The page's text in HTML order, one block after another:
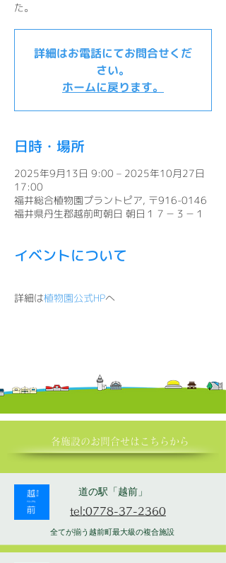
た。
詳細はお電話にてお問合せくだ
さい。
ホームに戻ります。
日時・場所
2025年9月13日 9:00 – 2025年10月27日
17:00
福井総合植物園プラントピア, 〒916-0146
福井県丹生郡越前町朝日 朝日１７－３－１
イベントについて
詳細は植物園公式HPへ
各施設の​お問合せはこちらから
道の駅「越前」
tel:0778-37-2360
全てが揃う越前町最大級の複合施設